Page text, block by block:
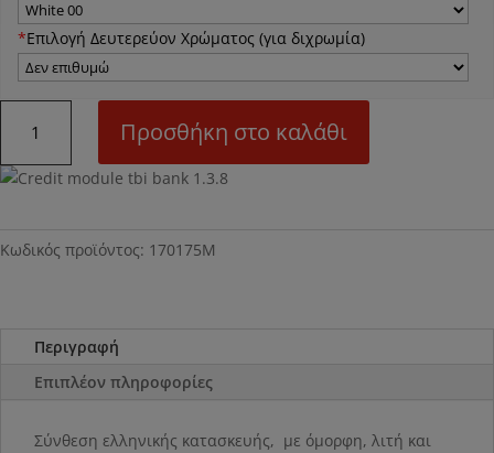
*Επιλογή Δευτερεύον Χρώματος (για διχρωμία)
Σύνθεση
ποσότητα
Προσθήκη στο καλάθι
Κωδικός προϊόντος: 170175Μ
Περιγραφή
Επιπλέον πληροφορίες
Σύνθεση ελληνικής κατασκευής, με όμορφη, λιτή και